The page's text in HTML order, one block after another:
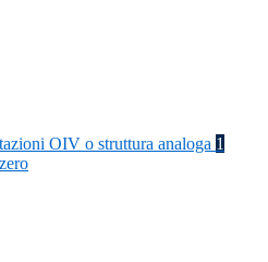
OIV o struttura analoga 1